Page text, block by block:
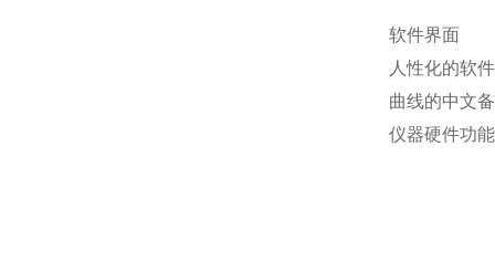
软件界面
人性化的软
曲线的中文
仪器硬件功